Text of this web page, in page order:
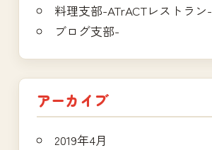
料理支部-ATrACTレストラン-
ブログ支部-
アーカイブ
2019年4月